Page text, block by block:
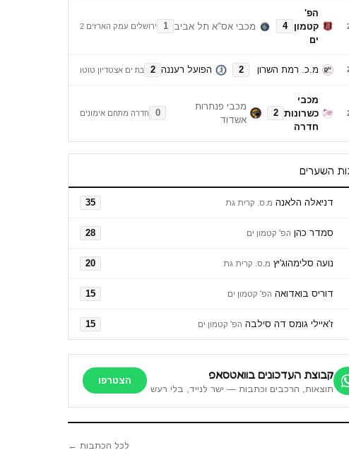
הפ'
קטמון
ים
4 מכבי אס"א תל אביב 1 ירושלים עמק הארזים 2
מ.כ. רמת השרון 2 הפועל רעננה 2 בת ים אצטדיון טוטו
מכבי
כשרונות
חדרה
2
מכבי פנתרות
אשדוד
0 חדרה מתחם אימונים
השערים
דניאלה הלאנה מ.ס. קרית גת 35
סמדר כהן הפ' קטמון ים 28
נועה סלימהוג'יץ מ.ס. קרית גת 20
דוריס בואדואה הפ' קטמון ים 15
ז'איילי גומס דה סילבה הפ' קטמון ים 15
קבוצת העדכונים בוואטסאפ
תוצאות, הרכבים וכתבות — ישר לנייד, בלי רעש
הצטרפו
לכל הכתבות ←